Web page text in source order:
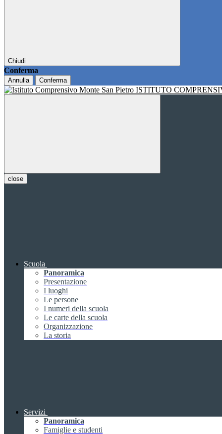
Chiudi
Conferma
Annulla Conferma
ISTITUTO
close
Scuola
Panoramica
Presentazione
I luoghi
Le persone
I numeri della scuola
Le carte della scuola
Organizzazione
La storia
Servizi
Panoramica
Famiglie e studenti